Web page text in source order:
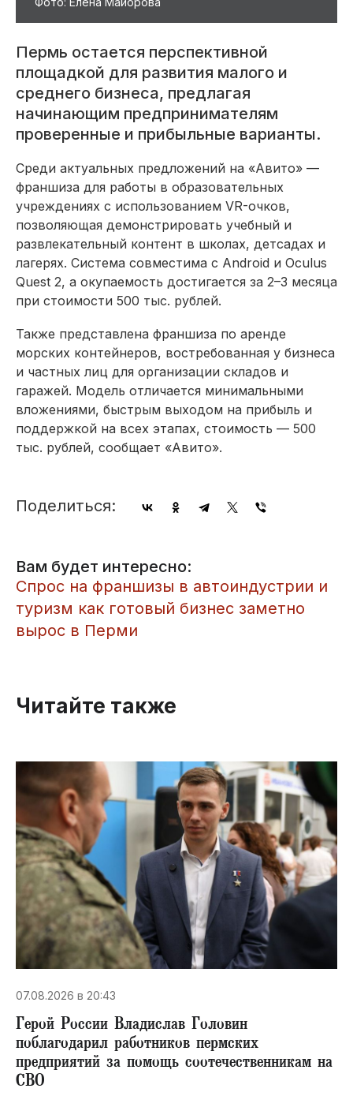
Пермь остается перспективной
площадкой для развития малого и
среднего бизнеса, предлагая
начинающим предпринимателям
проверенные и прибыльные варианты.
Среди актуальных предложений на «Авито» —
франшиза для работы в образовательных
учреждениях с использованием VR-очков,
позволяющая демонстрировать учебный и
развлекательный контент в школах, детсадах и
лагерях. Система совместима с Android и Oculus
Quest 2, а окупаемость достигается за 2–3 месяца
при стоимости 500 тыс. рублей.
Также представлена франшиза по аренде
морских контейнеров, востребованная у бизнеса
и частных лиц для организации складов и
гаражей. Модель отличается минимальными
вложениями, быстрым выходом на прибыль и
поддержкой на всех этапах, стоимость — 500
тыс. рублей, сообщает «Авито».
Поделиться:
Вам будет интересно:
​Спрос на франшизы в автоиндустрии и
туризм как готовый бизнес заметно
вырос в Перми
Читайте также
07.08.2026 в 20:43
Герой России Владислав Головин
поблагодарил работников пермских
предприятий за помощь соотечественникам на
СВО